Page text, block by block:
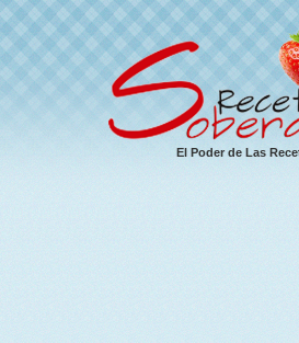
El Poder de Las